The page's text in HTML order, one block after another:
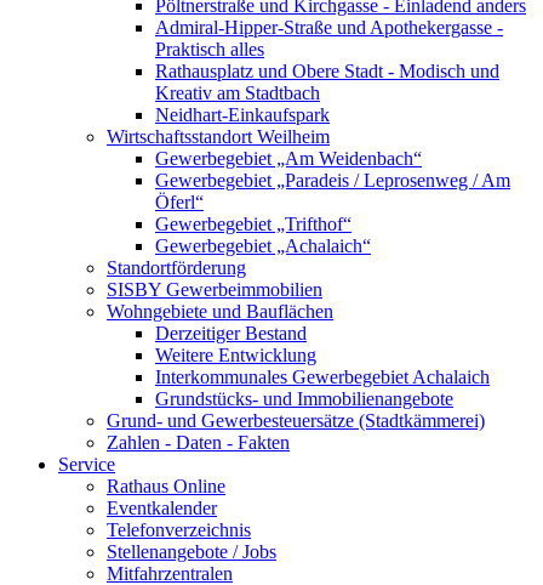
Pöltnerstraße und Kirchgasse - Einladend anders
Admiral-Hipper-Straße und Apothekergasse -
Praktisch alles
Rathausplatz und Obere Stadt - Modisch und
Kreativ am Stadtbach
Neidhart-Einkaufspark
Wirtschaftsstandort Weilheim
Gewerbegebiet „Am Weidenbach“
Gewerbegebiet „Paradeis / Leprosenweg / Am
Öferl“
Gewerbegebiet „Trifthof“
Gewerbegebiet „Achalaich“
Standortförderung
SISBY Gewerbeimmobilien
Wohngebiete und Bauflächen
Derzeitiger Bestand
Weitere Entwicklung
Interkommunales Gewerbegebiet Achalaich
Grundstücks- und Immobilienangebote
Grund- und Gewerbesteuersätze (Stadtkämmerei)
Zahlen - Daten - Fakten
Service
Rathaus Online
Eventkalender
Telefonverzeichnis
Stellenangebote / Jobs
Mitfahrzentralen